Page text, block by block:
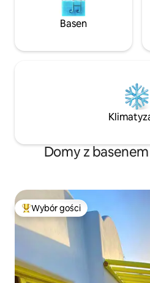
Basen
Domy z
Najpopularniejsze z kategorii
Wybór gości